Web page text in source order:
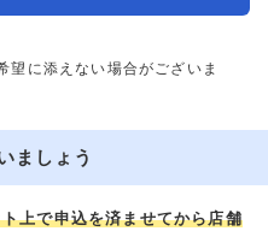
に添えない場合がございま
ましょう
上で申込を済ませてから店舗